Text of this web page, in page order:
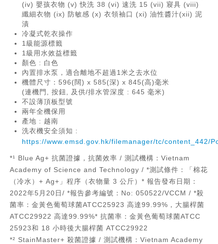
(iv) 嬰孩衣物 (v) 快洗 38 (vi) 速洗 15 (vii) 寢具 (viii)
纖細衣物 (ix) 防敏感 (x) 衣領袖口 (xi) 油性醬汁(xii) 泥
漬
冷凝式乾衣操作
1級能源標籤
1級用水效益標籤
顏色 : 白色
內置排水泵，適合離地不超過1米之去水位
機體尺寸：596(闊) x 585(深) x 845(高)毫米
(連機門, 按鈕, 及供/排水管深度 : 645 毫米)
不設薄頂板型號
兩年全機保用
產地 : 越南
洗衣機安全須知 :
https://www.emsd.gov.hk/filemanager/tc/content_442/
*¹ Blue Ag+ 抗菌證據，抗菌效率 / 測試機構：Vietnam
Academy of Science and Technology / *測試條件：「棉花
（冷水）+ Ag+」程序（衣物量 3 公斤）* 報告發布日期：
2022年5月20日/ *報告參考編號：No: 050522/VCCM / *殺
菌率：金黃色葡萄球菌ATCC25923 高達99.99%，大腸桿菌
ATCC29922 高達99.99%* 抗菌率：金黃色葡萄球菌ATCC
25923和 18 小時後大腸桿菌 ATCC29922
*² StainMaster+ 殺菌證據 / 測試機構：Vietnam Academy